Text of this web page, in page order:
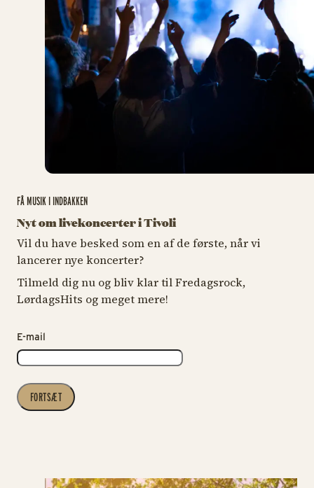
FÅ MUSIK I INDBAKKEN
Nyt om livekoncerter i Tivoli
Vil du have besked som en af de første, når vi
lancerer nye koncerter?
Tilmeld dig nu og bliv klar til Fredagsrock,
LørdagsHits og meget mere!
E-mail
FORTSÆT